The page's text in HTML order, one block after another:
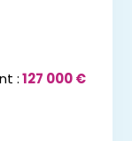
:127 000 €